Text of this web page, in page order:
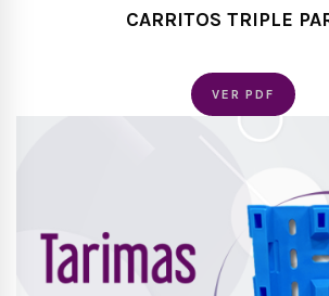
CARRITOS TRIPLE
VER PDF